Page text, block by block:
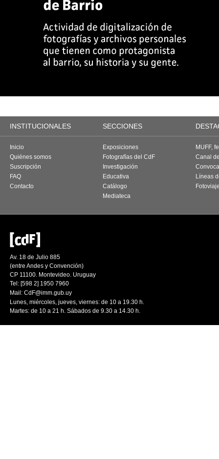
INSTITUCIONALES SECCIONES
Inicio
Quiénes somos
Suscripción
FAQ
Contacto
Exposiciones
Fotografías del CdF
Investigación
Educativa
Catálogo
Mediateca
MUFF,
Canal
Líneas
Av. 18 de Julio 885
(entre Andes y Convención)
CP 11100. Montevideo. Uruguay
Tel: [598 2] 1950 7960
Mail: CdF@imm.gub.uy
Lunes, miércoles, jueves, viernes: de 10 a 19.30 h.
Martes: de 10 a 21 h. Sábados de 9.30 a 14.30 h.